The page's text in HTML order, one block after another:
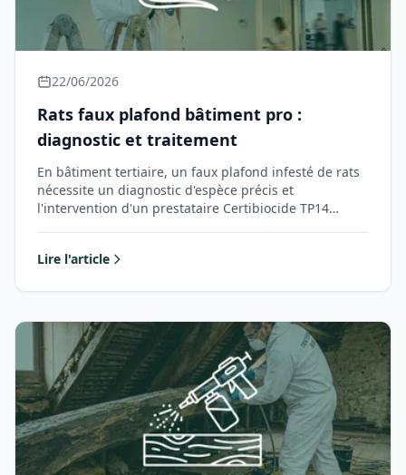
22/06/2026
Rats faux plafond bâtiment pro :
diagnostic et traitement
En bâtiment tertiaire, un faux plafond infesté de rats
nécessite un diagnostic d'espèce précis et
l'intervention d'un prestataire Certibiocide TP14…
Lire l'article